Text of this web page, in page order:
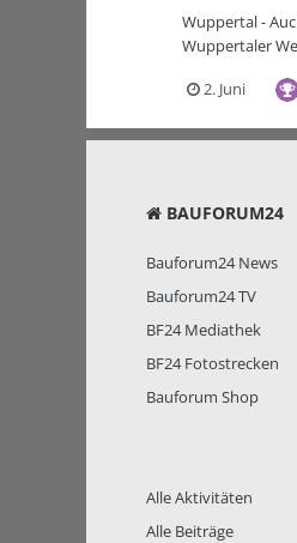
Wuppertal -
Wuppertaler
2. Juni
BAUFORUM24
Bauforum24 News
Bauforum24 TV
BF24 Mediathek
BF24 Fotostrecken
Bauforum Shop
Alle Aktivitäten
Alle Beiträge